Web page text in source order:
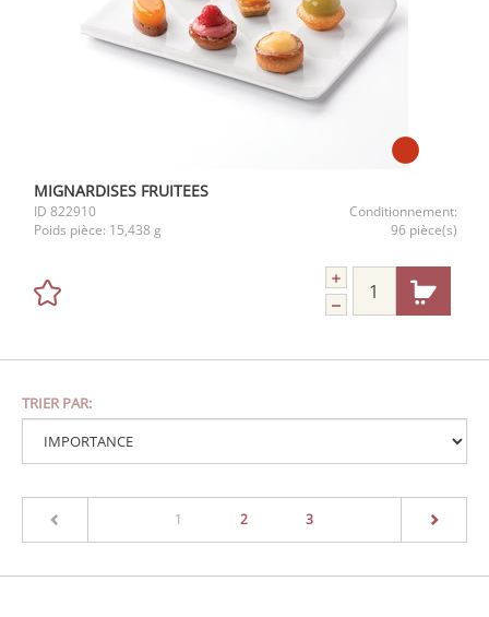
MIGNARDISES FRUITEES
ID 822910
Conditionnement:
Poids pièce: 15,438 g 96 pièce(s)
TRIER PAR:
1 2 3